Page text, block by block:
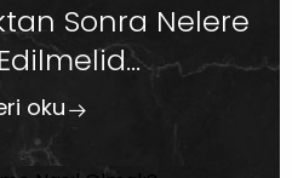
Sonra Nelere
oku